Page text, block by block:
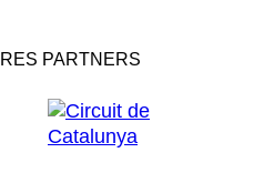
PARTNERS